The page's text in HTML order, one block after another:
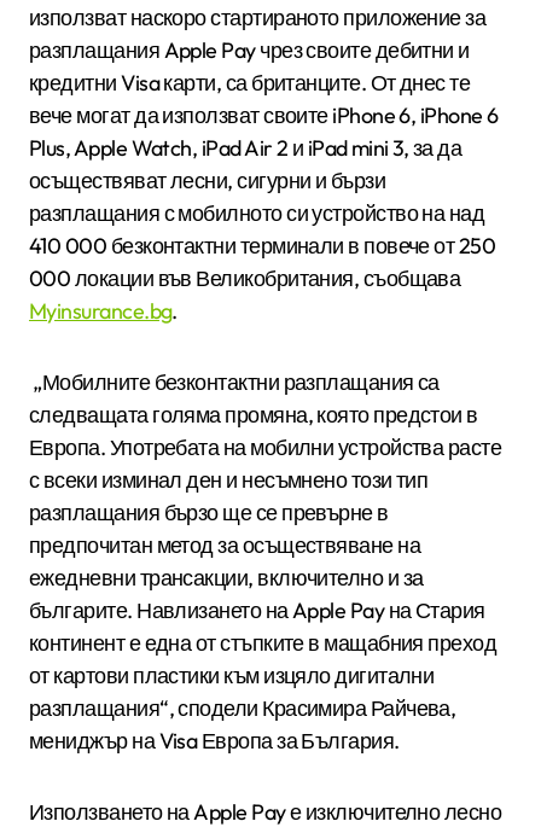
използват наскоро стартираното приложение за
разплащания Apple Pay чрез своите дебитни и
кредитни Visa карти, са британците. От днес те
вече могат да използват своите iPhone 6, iPhone 6
Plus, Apple Watch, iPad Air 2 и iPad mini 3, за да
осъществяват лесни, сигурни и бързи
разплащания с мобилното си устройство на над
410 000 безконтактни терминали в повече от 250
000 локации във Великобритания, съобщава
Myinsurance.bg.
„Мобилните безконтактни разплащания са
следващата голяма промяна, която предстои в
Европа. Употребата на мобилни устройства расте
с всеки изминал ден и несъмнено този тип
разплащания бързо ще се превърне в
предпочитан метод за осъществяване на
ежедневни трансакции, включително и за
българите. Навлизането на Apple Pay на Стария
континент е една от стъпките в мащабния преход
от картови пластики към изцяло дигитални
разплащания“, сподели Красимира Райчева,
мениджър на Visa Европа за България.
Използването на Apple Pay е изключително лесно